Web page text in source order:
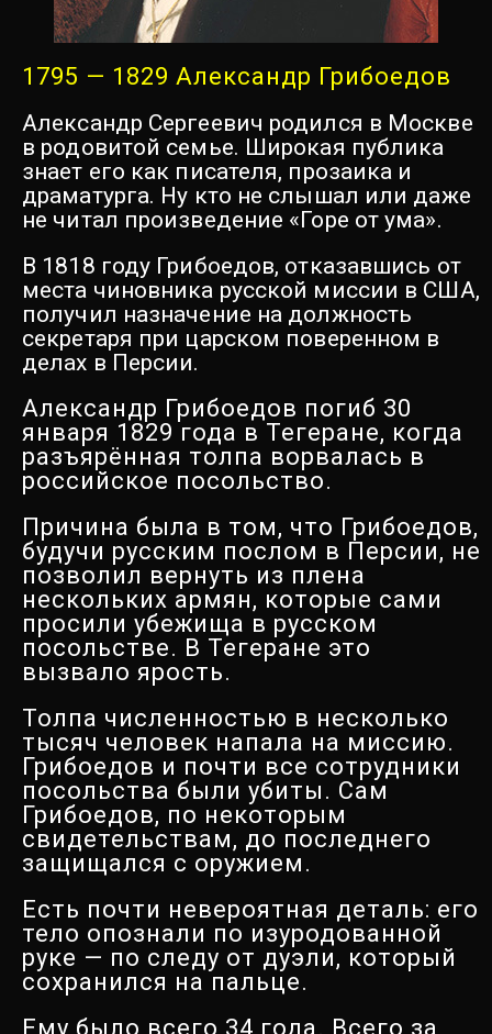
1795 — 1829 Александр Грибоедов
Александр Сергеевич родился в Москве
в родовитой семье. Широкая публика
знает его как писателя, прозаика и
драматурга. Ну кто не слышал или даже
не читал произведение «Горе от ума».
В 1818 году Грибоедов, отказавшись от
места чиновника русской миссии в США,
получил назначение на должность
секретаря при царском поверенном в
делах в Персии.
Александр Грибоедов погиб 30
января 1829 года в Тегеране, когда
разъярённая толпа ворвалась в
российское посольство.
Причина была в том, что Грибоедов,
будучи русским послом в Персии, не
позволил вернуть из плена
нескольких армян, которые сами
просили убежища в русском
посольстве. В Тегеране это
вызвало ярость.
Толпа численностью в несколько
тысяч человек напала на миссию.
Грибоедов и почти все сотрудники
посольства были убиты. Сам
Грибоедов, по некоторым
свидетельствам, до последнего
защищался с оружием.
Есть почти невероятная деталь: его
тело опознали по изуродованной
руке — по следу от дуэли, который
сохранился на пальце.
Ему было всего 34 года. Всего за